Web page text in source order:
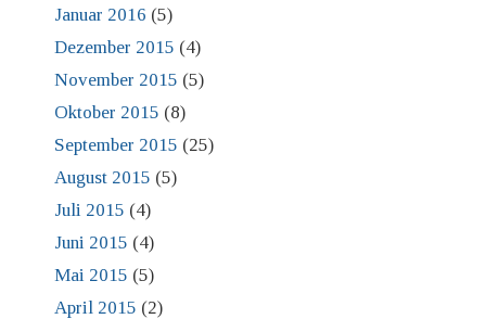
Januar 2016 (5)
Dezember 2015 (4)
November 2015 (5)
Oktober 2015 (8)
September 2015 (25)
August 2015 (5)
Juli 2015 (4)
Juni 2015 (4)
Mai 2015 (5)
April 2015 (2)